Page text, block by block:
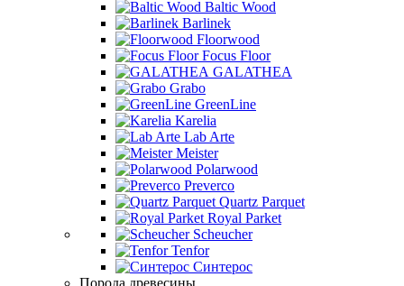
Baltic Wood
Barlinek
Floorwood
Focus Floor
GALATHEA
Grabo
GreenLine
Karelia
Lab Arte
Meister
Polarwood
Preverco
Quartz Parquet
Royal Parket
Scheucher
Tenfor
Синтерос
Порода древесины